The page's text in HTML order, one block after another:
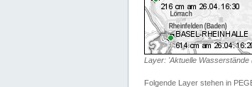
Layer: 'Aktuelle Wasserstände
Folgende Layer stehen in